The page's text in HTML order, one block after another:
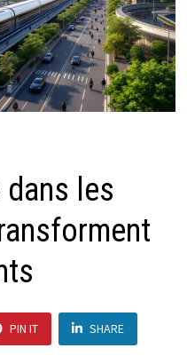
les
PIN IT SHARE